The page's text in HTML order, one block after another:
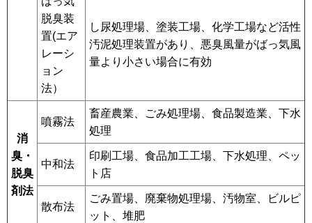
脱臭装
置(エア
レーシ
ョン
法）
し尿処理場、塗装工場、化学工場など活性
汚泥処理装置があり、悪臭風量がばっ気風
量より小さい場合に有効
消
臭・
脱臭
剤法
噴霧法
畜産農業、ごみ処理場、食品製造業、下水
処理
中和法
印刷工場、食品加工工場、下水処理、ペッ
ト店
散布法
ごみ置場、廃棄物処理場、汚物室、ビルピ
ット、堆肥